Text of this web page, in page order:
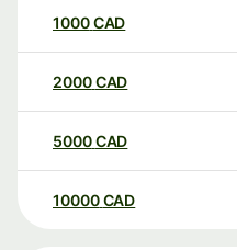
1000CAD
2000CAD
5000CAD
10000 CAD